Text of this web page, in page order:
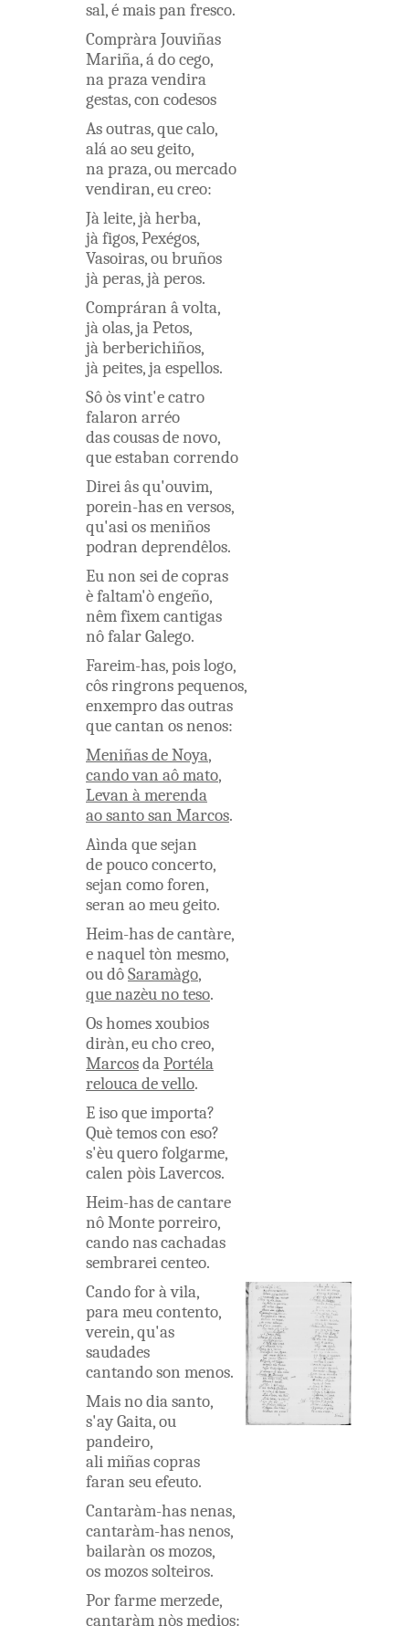
sal,émaispan fresco.
CompràraJouviñas
Mariña,ádocego,
naprazavendira
gestas,con codesos
Asoutras,quecalo,
aláaoseugeito,
napraza,oumercado
vendiran,eucreo:
Jàleite,jàherba,
jàfigos,Pexégos,
Vasoiras,oubruños
jàperas,jàperos.
Compráran âvolta,
jàolas,jaPetos,
jàberberichiños,
jàpeites,jaespellos.
Sôòsvint'ecatro
falaron arréo
dascousasdenovo,
queestaban correndo
Direiâsqu'ouvim,
porein-hasen versos,
qu'asiosmeniños
podran deprendêlos.
Eunon seidecopras
èfaltam'òengeño,
nêmfixemcantigas
nôfalarGalego.
Fareim-has,poislogo,
côsringronspequenos,
enxemprodasoutras
quecantan osnenos:
MeniñasdeNoya,
candovan aômato,
Levan àmerenda
aosantosan Marcos.
Aìndaquesejan
depoucoconcerto,
sejan comoforen,
seran aomeugeito.
Heim-hasdecantàre,
enaqueltòn mesmo,
oudôSaramàgo,
quenazèunoteso.
Oshomesxoubios
diràn,euchocreo,
MarcosdaPortéla
reloucadevello.
Eisoqueimporta?
Quètemoscon eso?
s'èuquerofolgarme,
calen pòisLavercos.
Heim-hasdecantare
nôMonte porreiro,
candonascachadas
sembrareicenteo.
Candoforàvila,
parameucontento,
verein,qu'as
saudades
cantandoson menos.
Maisnodiasanto,
s'ayGaita,ou
pandeiro,
alimiñascopras
faran seuefeuto.
Cantaràm-hasnenas,
cantaràm-hasnenos,
bailaràn osmozos,
osmozossolteiros.
Porfarmemerzede,
cantaràmnòsmedios: